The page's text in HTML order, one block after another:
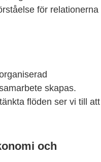
för relationerna
skapas.
flöden ser vi till att
och